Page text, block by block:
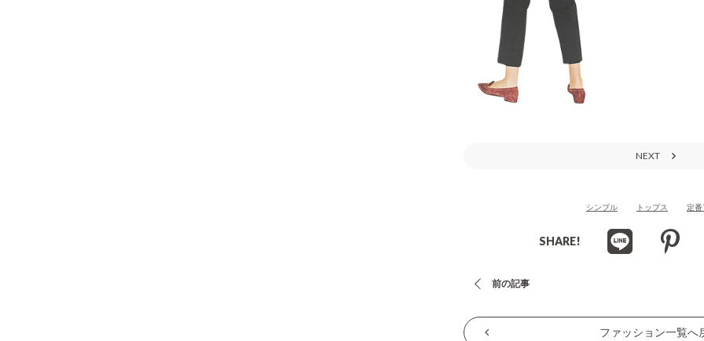
NEXT
シンプル トップス 定番
SHARE!
投
ナ
前の記事
ファッション一覧へ